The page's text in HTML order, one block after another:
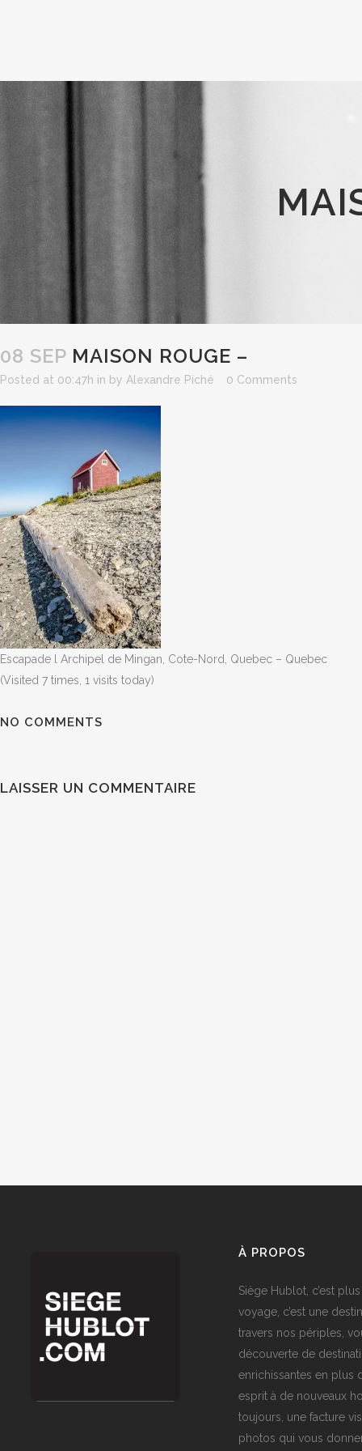
08 SEP MAISON ROUGE –
Posted at 00:47h in by Alexandre Piché 0 Comments
Escapade l Archipel de Mingan, Cote-Nord, Quebec – Quebec
(Visited 7 times, 1 visits today)
NO COMMENTS
LAISSER UN COMMENTAIRE
À PROPOS
Siège Hublot, c’est
voyage, c’est une
travers nos périples,
découverte de
enrichissantes en plus
esprit à de nouveaux
toujours, une facture
photos qui vous